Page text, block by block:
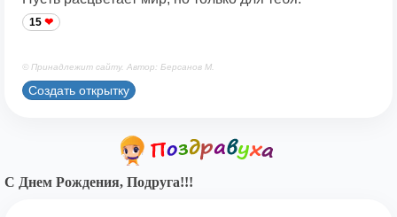
15
© Принадлежит сайту. Автор: Берсанов М.
Создать открытку
С Днем Рождения, Подруга!!!